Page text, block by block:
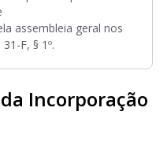
assembleia geral nos
F, § 1º.
Incorporação